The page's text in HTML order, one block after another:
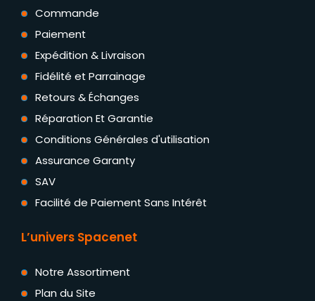
Commande
Paiement
Expédition & Livraison
Fidélité et Parrainage
Retours & Échanges
Réparation Et Garantie
Conditions Générales d'utilisation
Assurance Garanty
SAV
Facilité de Paiement Sans Intérêt
L’univers Spacenet
Notre Assortiment
Plan du Site